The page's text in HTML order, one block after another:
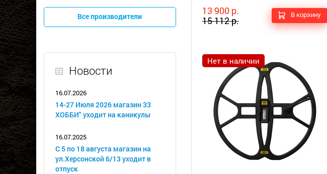
Все производители
Новости
16.07.2026
14-27 Июля 2026 магазин 33
ХОББИ" уходит на каникулы
16.07.2025
С 5 по 18 августа магазин на
ул.Херсонской 6/13 уходит в
отпуск
13 900 р.
15 112 р.
В корзину
Нет в наличии